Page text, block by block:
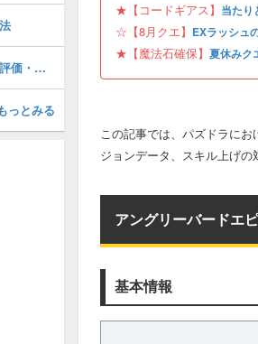
★【コードギアス】 当たり
☆【8月クエ】 EXラッシュ
★【魔法石確保】 夏休みク
この記事では、パズドラに
ジョンデータ、スキル上げの
アングリーバードエ
基本情報
コードギアスコラボの当たりと評価・引くべき？
っとみる